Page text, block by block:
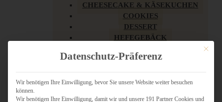
CHEESECAKE & KÄSEKUCHEN
COOKIES
DESSERT
HEFEGEBÄCK
KUCHEN
LOW CARB & GESÜNDER
MY AMERICAN BAKERY
Mit
Datenschutz-Präferenz
Wir benötigen Ihre Einwilligung, bevor Sie unsere Website weiter besuchen
können.
Wir benötigen Ihre Einwilligung, damit wir und unsere 191 Partner Cookies und